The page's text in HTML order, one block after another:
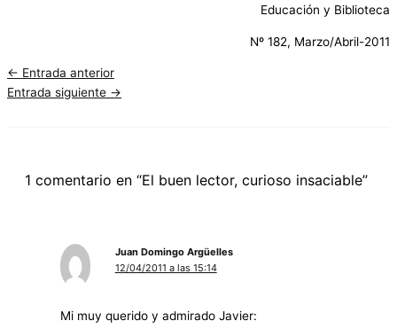
Educación y Biblioteca
Nº 182, Marzo/Abril-2011
← Entrada anterior
Entrada siguiente →
1 comentario en “El buen lector, curioso insaciable”
Juan Domingo Argüelles
12/04/2011 a las 15:14
Mi muy querido y admirado Javier: